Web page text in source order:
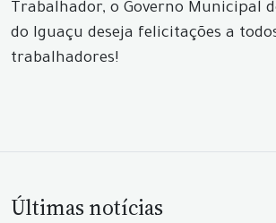
Trabalhador, o Governo Municipal
do Iguaçu deseja felicitações a
trabalhadores!
Últimas notícias